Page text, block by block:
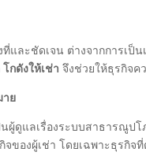
และชัดเจน ต่างจากการเ
โกดังให้เช่า จึงช่วยให้ธุรกิจ
ย
นผู้ดูแลเรื่องระบบสาธารณู
จของผู้เช่า โดยเฉพาะธุรกิ